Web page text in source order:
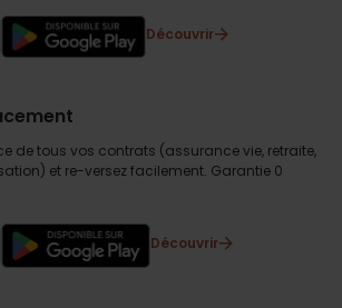
Découvrir
de tous vos contrats (assurance vie, retraite,
et re-versez facilement. Garantie 0
Découvrir